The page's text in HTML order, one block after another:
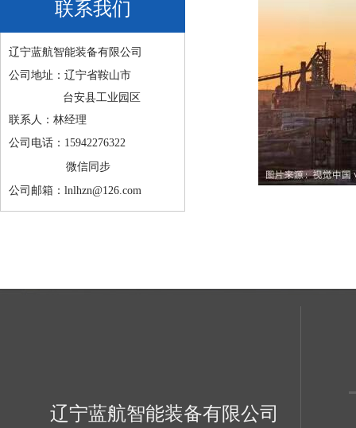
联系我们
辽宁蓝航智能装备有限公司
公司地址：辽宁省鞍山市
台安县工业园区
联系人：林经理
公司电话：15942276322
微信同步
公司邮箱：lnlhzn@126.com
辽宁蓝航智能装备有限公司